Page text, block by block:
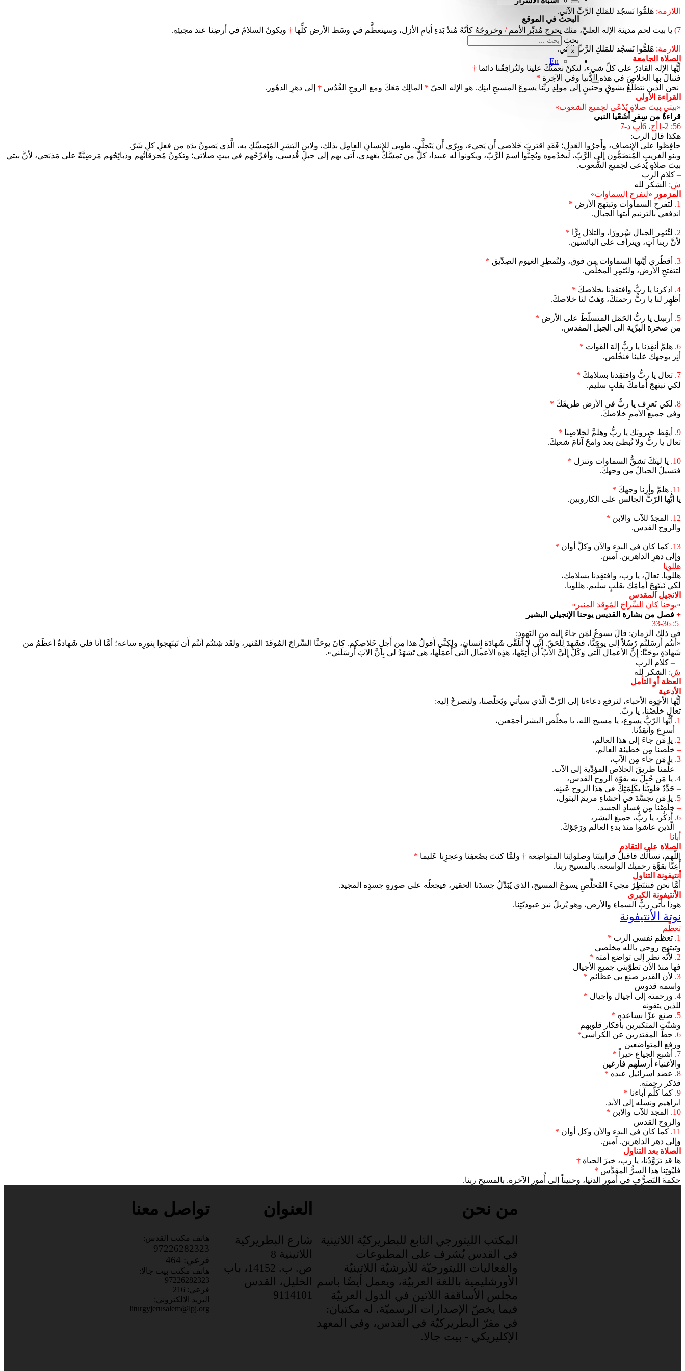
البحث في الموقع
بحث
×
En
اللازمة: هَلمُّوا نَسجُد للمَلكِ الرَّبِّ الآتي.
7) يا بيت لحم مدينة الإله العليِّ، منك يخرج مُدبِّر الأمم/ وخروجُهُ كأنّهُ مُنذُ بَدءِ أيامِ الأزل، وسيتعظَّم في وسَط الأرض كلِّها † ويكونُ السلامُ في أرضِنا عند مجيئِهِ.
اللازمة: هَلمُّوا نَسجُد للمَلكِ الرَّبِّ الآتي.
الصلاة الجامعة
أَيُّها الإله القادرُ على كلِّ شيء، لتكنْ نعمتُكَ علينا ولتُرافِقْنا دائما †
فننالَ بها الخلاصَ في هذه الدُّنيا وفي الآخِرة *
نحن الذين نتطلَّعُ بشوقٍ وحنينٍ إلى مولِدِ ربِّنا يسوعَ المسيحِ ابنِك. هو الإله الحيّ * المالِك مَعَكَ ومع الروحِ القُدُس † إلى دهرِ الدهُور.
القراءة الأولى
«بيتي بيتَ صلاةٍ يُدْعَى لجميع الشعوب»
قراءةٌ من سِفرِ أشَعْيا النبي
56: 1-2أج، 6أب د-7
هكذا قال الرب:
حافِظوا على الإِنصاف، وأَجرُوا العَدل؛ فَقَدِ اقتربَ خَلاصي أَن يَجيء، وبِرّي أَن يَتَجلَّى. طوبى للإِنسانِ العامِل بذلك، ولابنِ البَشرِ المُتمسِّكِ به، الَّذي يَصونُ يدَه من فعلِ كلِ شَرّ.
وبنو الغريبِ المُنضَمُّون إلى الرَّبّ، لَيخدُموه ويُحِبُّوا اسمَ الرَّبّ، ويكونوا له عبيدا، كلُّ من تمسَّكَ بعَهدي، آتي بهم إلى جبلِ قُدسي، وأُفرِّحُهم في بيتِ صلاتي؛ وتكونُ مُحرَقاتُهم وذبائِحُهم مَرضِيَّةً على مَذبَحي، لأنَّ بيتي
بيتَ صلاةٍ يُدعى لجميعِ الشُّعوب.
– كلام الرب
ش: الشكر لله
المزمور «لتفرح السماوات»
1. لتفرحِ السماوات وتبتهج الأرض *
اندفعي بالترنيم أيتها الجبال.
2. لتُثمِر الجبال سُرورًا، والتلال بِرًّا *
لأنَّ ربنا آتٍ، ويترأّف على البائسين.
3. أقطُري أيَّتها السماوات من فوق، ولتُمطِرِ الغيوم الصِدِّيق *
لتتفتحِ الأرض، ولتُثمِرِ المخلِّص.
4. اذكرنا يا ربُّ وافتقدنا بخلاصكَ *
أظهِر لنا يا ربُّ رحمتكَ، وَهَبْ لنا خلاصكَ.
5. أرسِل يا ربُّ الحَمَل المتسلّطَ على الأرض *
مِن صخرة البرِّية الى الجبل المقدس.
6. هلمَّ أنقِذنا يا ربُّ إلهَ القوات *
أنِر بوجهك علينا فنخُلص.
7. تعال يا ربُّ وافتقِدنا بسلامِكَ *
لكي نبتهجَ أمامكَ بقلبٍ سليم.
8. لكي نَعرِف يا ربُّ في الأرض طريقَكَ *
وفي جميع الأممِ خلاصكَ.
9. أيقِظ جبروتك يا ربُّ وهلمَّ لخلاصِنا *
تعال يا ربُّ ولا تُبطئ بعد وامحُ آثامَ شعبكَ.
10. يا ليتَكَ تشقُّ السماوات وتنزل *
فتسيلُ الجبالُ من وجهكَ.
11. هلمَّ وأرِنا وجهكَ *
يا أيُّها الرّبُّ الجالس على الكاروبين.
12. المجدُ للآب والابن *
والروح القدس.
13. كما كان في البدء والآن وكلَّ أوان *
وإلى دهرِ الداهرين. آمين.
هللويا
هللويا. تعالَ، يا رب، وافتقِدنا بسلامك،
لكي نَبتَهِجَ أَمامَك بقلبٍ سليم. هللويا.
الانجيل المقدس
«يوحنا كان السِّراجَ المُوقدَ المنير»
+ فصل من بشارة القديس يوحنا الإنجيلي البشير
في ذلك الزمان: قالَ يسوعُ لمَن جاءَ إِليه من اليَهود:
«أَنتُم أَرسَلتُم رُسُلاً إلى يوحَنَّا، فشَهِدَ لِلحَقّ. إِنِّي لا أَتلَقَّى شَهادَةَ إِنسان، ولكِنَّي أَقولُ هذا مِن أَجلِ خَلاصِكم. كانَ يوحَنَّا السِّراجَ المُوقَدَ المُنير، ولقَد شِئتُم أنتُم أَن تَبتَهِجوا بِنورِه ساعة؛ أمَّا أنا فلي شَهادةٌ أعظَمُ من
شَهادَةِ يوحَنَّا: إِنَّ الأعمال الَّتي وَكَلَ إِلَيَّ الآبُ أَن أُتِمَّها، هذِه الأعمال الَّتي أَعمَلُها، هي تَشهَدُ لي بِأَنَّ الآبَ أَرسَلَني».
– كلام الرب
ش: الشكر لله
العظة أو التأمل
الأدعية
أيُّها الأخوة الأحباء، لنرفع دعاءنا إلى الرّبِّ الّذي سيأتي ويُخلّصنا، ولنصرخْ إليه:
تعال خلِّصْنا، يا ربّ.
1.
أيُّها الرّبُّ يسوع، يا مسيح الله، يا مخلِّص البشر أجمَعين،
– أسرِع وأَنقِذْنا.
2. يا مَن جاءَ إلى هذا العالم،
– خلِّصنا مِن خطيئة العالم.
3. يا مَن جاء مِن الآب،
– علِّمنا طريقَ الخلاص المؤدِّية إلى الآب.
4. يا مَن حُبِلَ به بقوّة الروح القدس،
– جَدِّدْ قلوبَنا بكَلِمَتِكَ في هذا الروح عَينِه.
5. يا مَن تجسَّدَ في أحشاءِ مريمَ البتول،
– خلِّصْنا مِن فسادِ الجسد.
6.
أُذكُر، يا ربُّ، جميعَ البشر،
– الّذين عاشوا منذ بدءِ العالم ورَجَوْكَ.
أبانا
الصلاة على التقادم
اللّهم، نسأَلُك فاقبلْ قرابينَنا وصلواتِنا المتواضِعة † ولمَّا كنتَ بضُعفِنا وعجزِنا عَليما *
أَعِنّا بقوَّةِ رحمتِك الواسعة. بالمسيح ربنا.
أنتيفونة التناول
أَمَّا نحن فننتَظِرُ مجيءَ المُخلِّصِ يسوعَ المسيح، الذي يُبَدِّلُ جسدَنا الحقير، فيجعلُه على صورةِ جسدِه المجيد.
الأنتيفونة الكبرى
هوذا يأتي ربُّ السماءِ والأرض، وهو يُزيلُ نيرَ عبوديّتِنا.
نوتة الأنتيفونة
تعظِّم
1. تعظم نفسي الرب *
وتبتهج روحي بالله مخلصي
2. لأنّه نظر إلى تواضع أمته *
فها منذ الآن تطوّبني جميع الأجيال
3. لأن القدير صنع بي عظائم *
واسمه قدوس
4. ورحمته إلى أجيال وأجيال *
للذين يتقونه
5. صنع عزّا بساعده *
وشتّت المتكبرين بأفكار قلوبهم
6. حطّ المقتدرين عن الكراسي*
ورفع المتواضعين
7.
أشبع الجياع خيراً *
والأغنياء أرسلهم فارغين
8. عضد اسرائيل عبده *
فذكر رحمته.
9. كما كلّم آباءنا *
ابراهيم ونسله إلى الأبد.
10.
المجد للآب والابن *
والروح القدس
11. كما كان في البدء والأن وكل أوان *
وإلى دهر الداهرين. آمين.
الصلاة بعد التناول
ها قد تزَوَّدْنا، يا رب، خبزَ الحياة †
فليُؤتِنا هذا السرُّ المقدَّس *
حكمةَ التَصرُّفِ في أُمورِ الدنيا، وحنيناً إلى أُمورِ الآخرة. بالمسيح ربنا.
من نحن
المكتب الليتورجي التابع للبطريركيّة اللاتينية
في القدس يُشرف على المطبوعات
والفعاليات الليتورجيّة للأبرشيّة اللاتينيّة
الأورشليمية باللغة العربيّة، ويعمل أيضًا باسم
مجلس الأساقفة اللاتين في الدول العربيّة
فيما يخصّ الإصدارات الرسميّة. له مكتبان:
في مقرّ البطريركيّة في القدس، وفي المعهد
الإكليريكي - بيت جالا.
العنوان
شارع البطريركية
اللاتينية 8
ص. ب. 14152، باب
الخليل، القدس
9114101
تواصل معنا
هاتف مكتب القدس:
97226282323
فرعي: 464
هاتف مكتب بيت جالا:
97226282323
فرعي: 216
البريد الالكتروني:
liturgyjerusalem@lpj.org